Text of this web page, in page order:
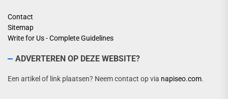
Contact
Sitemap
Write for Us - Complete Guidelines
ADVERTEREN OP DEZE WEBSITE?
Een artikel of link plaatsen? Neem contact op via napiseo.com.